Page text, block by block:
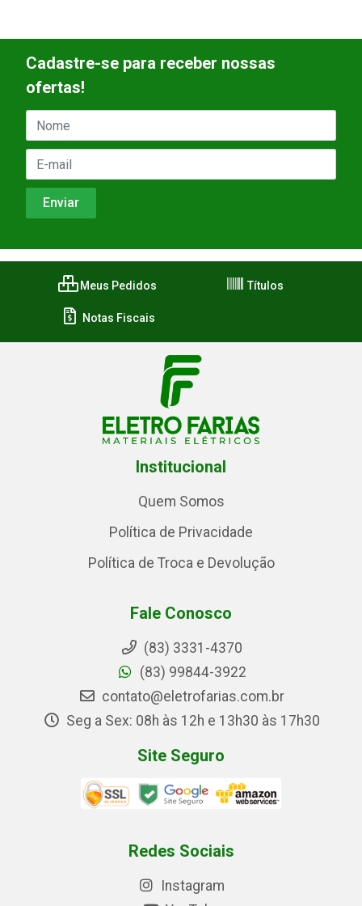
Cadastre-se para receber nossas
ofertas!
Meus Pedidos Títulos
Notas Fiscais
Institucional
Quem Somos
Política de Privacidade
Política de Troca e Devolução
Fale Conosco
(83) 3331-4370
(83) 99844-3922
contato@eletrofarias.com.br
Seg a Sex: 08h às 12h e 13h30 às 17h30
Site Seguro
Redes Sociais
Instagram